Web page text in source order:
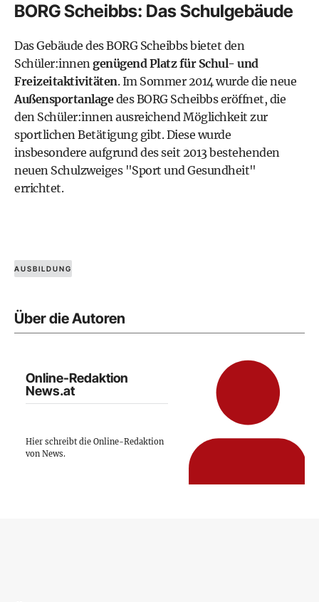
BORG Scheibbs: Das Schulgebäude
Das Gebäude des BORG Scheibbs bietet den
Schüler:innengenügend Platz für Schul- und
Freizeitaktivitäten. Im Sommer 2014 wurde die neue
Außensportanlagedes BORG Scheibbs eröffnet, die
den Schüler:innen ausreichend Möglichkeit zur
sportlichen Betätigung gibt. Diese wurde
insbesondere aufgrund des seit 2013 bestehenden
neuen Schulzweiges "Sport und Gesundheit"
errichtet.
AUSBILDUNG
Über die Autoren
Online-Redaktion
News.at
Hier schreibt die Online-Redaktion
von News.